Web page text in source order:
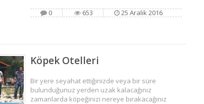
0
653 25 Aralık 2016
Köpek Otelleri
Bir yere seyahat ettiğinizde veya bir süre
bulunduğunuz yerden uzak kalacağınız
zamanlarda köpeğinizi nereye bırakacağınız